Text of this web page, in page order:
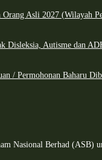
Orang Asli 2027 (Wilayah
Disleksia, Autisme dan
/ Permohonan Baharu
Nasional Berhad (ASB)